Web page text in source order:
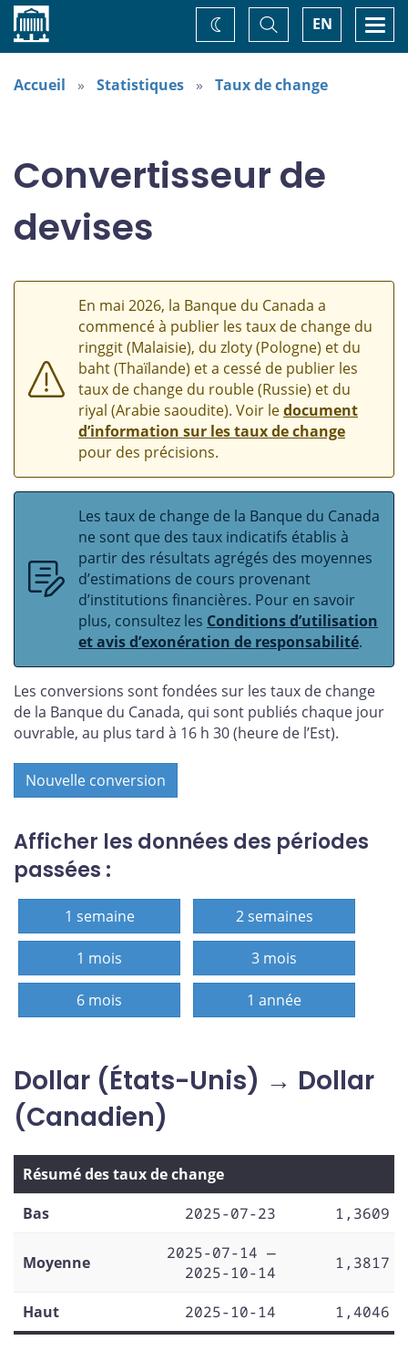
Accueil EN
Basculer
la
recherche
Changez
de
thème
Accueil Statistiques Taux de change
Convertisseur de
devises
En mai 2026, la Banque du Canada a
commencé à publier les taux de change du
ringgit (Malaisie), du zloty (Pologne) et du
baht (Thaïlande) et a cessé de publier les
taux de change du rouble (Russie) et du
riyal (Arabie saoudite). Voir ledocument
d’information sur les taux de change
pour des précisions.
Les taux de change de la Banque du Canada
ne sont que des taux indicatifs établis à
partir des résultats agrégés des moyennes
d’estimations de cours provenant
d’institutions financières. Pour en savoir
plus, consultez les Conditions d’utilisation
et avis d’exonération de responsabilité.
Les conversions sont fondées sur les taux de change
de la Banque du Canada, qui sont publiés chaque jour
ouvrable, au plus tard à 16 h 30 (heure de l’Est).
Nouvelle conversion
Afficher les données des périodes
passées :
1 semaine 2 semaines
1 mois 3 mois
6 mois 1 année
Dollar (États-Unis) → Dollar
(Canadien)
Résumé des taux de change
Bas
2025-07-23 1,3609
Moyenne
2025-07-14 —
2025-10-14
1,3817
Haut 2025-10-14 1,4046